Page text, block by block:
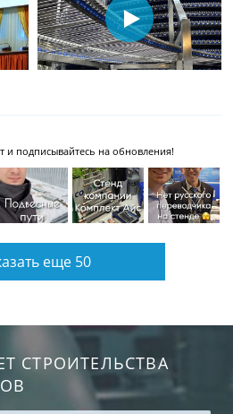
подписывайтесь на обновления!
еще 50
СТРОИТЕЛЬСТВА